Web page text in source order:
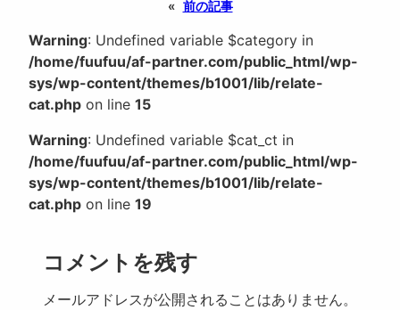
« 前の記事
Warning: Undefined variable $category in
/home/fuufuu/af-partner.com/public_html/wp-
sys/wp-content/themes/b1001/lib/relate-
cat.php on line 15
Warning: Undefined variable $cat_ct in
/home/fuufuu/af-partner.com/public_html/wp-
sys/wp-content/themes/b1001/lib/relate-
cat.php on line 19
コメントを残す
メールアドレスが公開されることはありません。